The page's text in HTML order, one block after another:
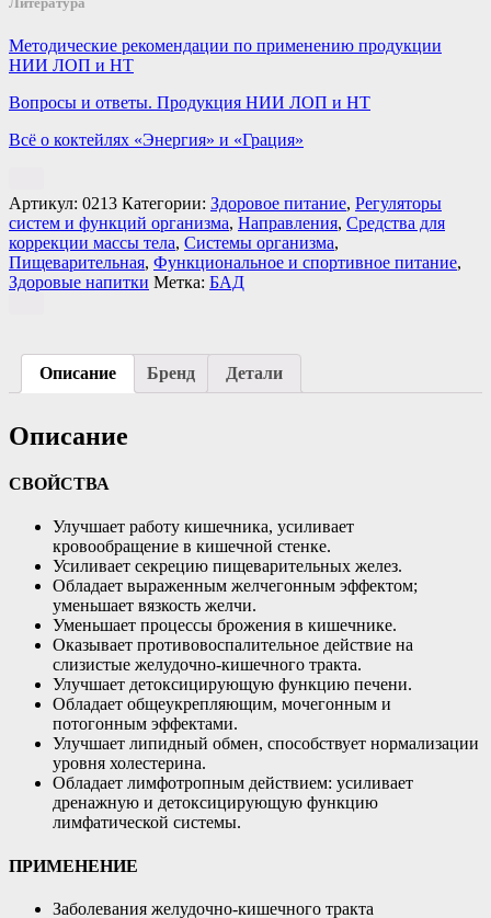
Методические рекомендации по применению продукции
НИИ ЛОП и НТ
Вопросы и ответы. Продукция НИИ ЛОП и НТ
Всё о коктейлях «Энергия» и «Грация»
Артикул: 0213 Категории: Здоровое питание, Регуляторы
систем и функций организма, Направления, Средства для
коррекции массы тела, Системы организма,
Пищеварительная, Функциональное и спортивное питание,
Здоровые напитки Метка: БАД
Описание Бренд Детали
Описание
СВОЙСТВА
Улучшает работу кишечника, усиливает
кровообращение в кишечной стенке.
Усиливает секрецию пищеварительных желез.
Обладает выраженным желчегонным эффектом;
уменьшает вязкость желчи.
Уменьшает процессы брожения в кишечнике.
Оказывает противовоспалительное действие на
слизистые желудочно-кишечного тракта.
Улучшает детоксицирующую функцию печени.
Обладает общеукрепляющим, мочегонным и
потогонным эффектами.
Улучшает липидный обмен, способствует нормализации
уровня холестерина.
Обладает лимфотропным действием: усиливает
дренажную и детоксицирующую функцию
лимфатической системы.
ПРИМЕНЕНИЕ
Заболевания желудочно-кишечного тракта